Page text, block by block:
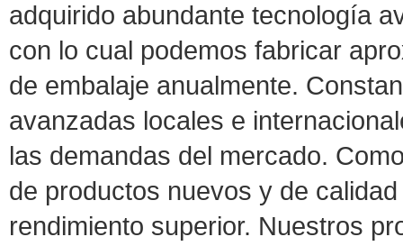
adquirido abundante tecnología
con lo cual podemos fabricar
de embalaje anualmente.
avanzadas locales e
las demandas del mercado.
de productos nuevos y de
rendimiento superior. Nuestros